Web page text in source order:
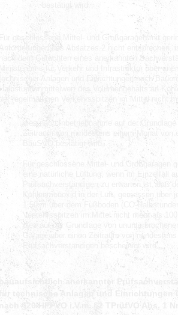
Für geschlossene Mittel- und Großgaragen mit
Anforderungen des Absatzes 2 nicht entsprechen,
nach dem Gutachten eines anerkannten
Ministeriums für Verkehr und Infrastruktur über
technischer Anlagen und Einrichtungen nach
Halbstundenmittelwert des Volumengehalts an
der regelmäßigen Verkehrsspitzen im Mittel nicht
dies nach Inbetriebnahme auf der
Zeitraum von mindestens einem Monat von
BauSVO bestätigt wird.
Für geschlossene Mittel- und Großgaragen
Prüfsachverständigen zu erwarten ist, daß
Kohlenmonoxid in der Luft, gemessen über
1,50 m über dem Fußboden (CO-
Verkehrsspitzen im Mittel nicht mehr als
dies auf der Grundlage von
Garage über einen Zeitraum von
Prüfsachverständigen bescheinigt wird.
bauaufsichtlich anerkannter
für technische Anlagen und Einrichtungen
nach §20 HPPVO i.V.m. §2 TPrüfVO Abs. 1